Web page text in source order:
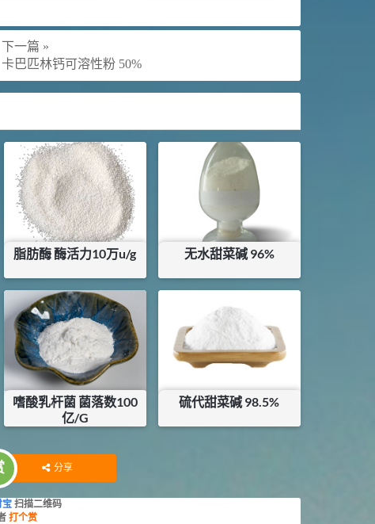
下一篇 »
卡巴匹林钙可溶性粉 50%
脂肪酶 酶活力10万u/g
¥38.4
库存：0KG
无水甜菜碱 96%
¥21.96
库存：0
嗜酸乳杆菌 菌落数100
亿/G
库存：74.5KG
硫代甜菜碱 98.5%
分享
宝 扫描二维码
打个赏